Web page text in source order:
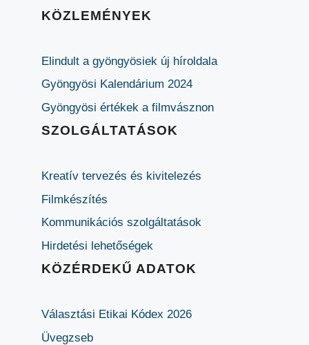
KÖZLEMÉNYEK
Elindult a gyöngyösiek új híroldala
Gyöngyösi Kalendárium 2024
Gyöngyösi értékek a filmvásznon
SZOLGÁLTATÁSOK
Kreatív tervezés és kivitelezés
Filmkészítés
Kommunikációs szolgáltatások
Hirdetési lehetőségek
KÖZÉRDEKŰ ADATOK
Választási Etikai Kódex 2026
Üvegzseb